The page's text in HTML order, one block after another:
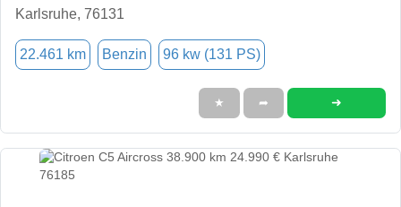
Karlsruhe, 76131
22.461 km Benzin 96 kw (131 PS)
★ ➦ ➜